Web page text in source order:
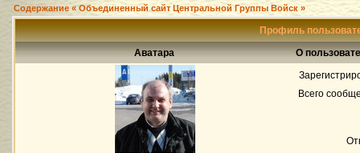
Содержание « Объединенный сайт Центральной Группы Войск »
Профиль
Аватара
О
Всего